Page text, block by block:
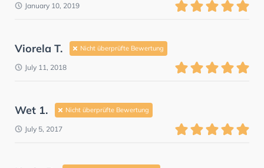
January 10, 2019
Viorela T. Nicht überprüfte Bewertung
July 11, 2018
Wet 1. Nicht überprüfte Bewertung
July 5, 2017